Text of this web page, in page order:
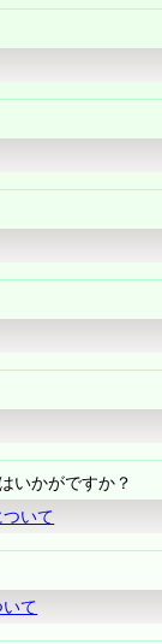
かがですか？
いて
て